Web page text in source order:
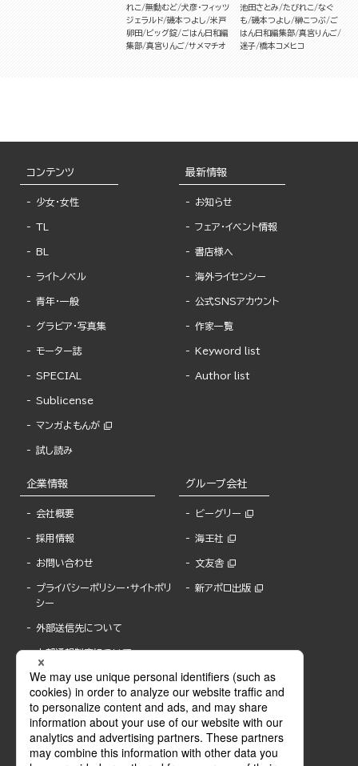
れこ 無動むど 犬彦・フィッツ
ジェラルド 磯本つよし 米戸
卵田
ビッグ錠 ごはん日和編
集部 真宮りんご サメマチオ
池田さとみ たびれこ なぐ
も 磯本つよし 榊こつぶ ご
はん日和編集部 真宮りんご
迷子 橋本コメヒコ
コンテンツ
少女・女性
TL
BL
ライトノベル
青年・一般
グラビア・写真集
モーター誌
SPECIAL
Sublicense
マンガよもんが
試し読み
最新情報
お知らせ
フェア・イベント情報
書店様へ
海外ライセンシー
公式SNSアカウント
作家一覧
Keyword list
Author list
企業情報
会社概要
採用情報
お問い合わせ
プライバシーポリシー・サイトポリ
シー
外部送信先について
内部通報制度について
グループ会社
ビーグリー
海王社
文友舎
新アポロ出版